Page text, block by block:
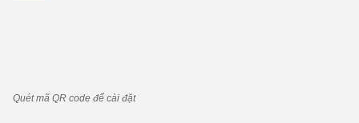
Quét mã QR code để cài đặt